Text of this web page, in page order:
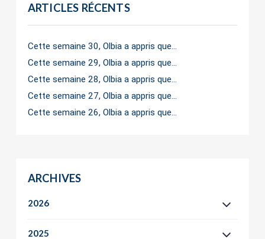
ARTICLES RÉCENTS
Cette semaine 30, Olbia a appris que…
Cette semaine 29, Olbia a appris que…
Cette semaine 28, Olbia a appris que…
Cette semaine 27, Olbia a appris que…
Cette semaine 26, Olbia a appris que…
ARCHIVES
2026
2025